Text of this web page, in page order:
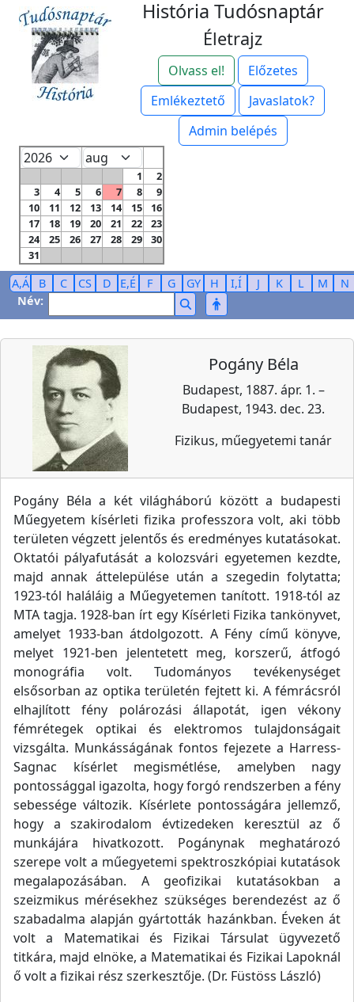
História Tudósnaptár
Életrajz
Olvass el!
Előzetes
Emlékeztető
Javaslatok?
Admin belépés
1
2
3
4 5 6 7 8
9
10
11 12 13 14 15
16
17
18 19 20 21 22
23
24
25 26 27 28 29
30
31
A,Á B C CS D E,É F G GY H I,Í J K L M
N
Név:
Pogány Béla
Budapest, 1887. ápr. 1. –
Budapest, 1943. dec. 23.
Fizikus, műegyetemi tanár
Pogány Béla a két világháború között a budapesti
Műegyetem kísérleti fizika professzora volt, aki több
területen végzett jelentős és eredményes kutatásokat.
Oktatói pályafutását a kolozsvári egyetemen kezdte,
majd annak áttelepülése után a szegedin folytatta;
1923-tól haláláig a Műegyetemen tanított. 1918-tól az
MTA tagja. 1928-ban írt egy Kísérleti Fizika tankönyvet,
amelyet 1933-ban átdolgozott. A Fény című könyve,
melyet 1921-ben jelentetett meg, korszerű, átfogó
monográfia volt. Tudományos tevékenységet
elsősorban az optika területén fejtett ki. A fémrácsról
elhajlított fény polározási állapotát, igen vékony
fémrétegek optikai és elektromos tulajdonságait
vizsgálta. Munkásságának fontos fejezete a Harress-
Sagnac kísérlet megismétlése, amelyben nagy
pontossággal igazolta, hogy forgó rendszerben a fény
sebessége változik. Kísérlete pontosságára jellemző,
hogy a szakirodalom évtizedeken keresztül az ő
munkájára hivatkozott. Pogánynak meghatározó
szerepe volt a műegyetemi spektroszkópiai kutatások
megalapozásában. A geofizikai kutatásokban a
szeizmikus mérésekhez szükséges berendezést az ő
szabadalma alapján gyártották hazánkban. Éveken át
volt a Matematikai és Fizikai Társulat ügyvezető
titkára, majd elnöke, a Matematikai és Fizikai Lapoknál
ő volt a fizikai rész szerkesztője. (Dr. Füstöss László)